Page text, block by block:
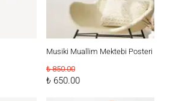
Musiki Muallim Mektebi Posteri
₺ 850.00
₺ 650.00